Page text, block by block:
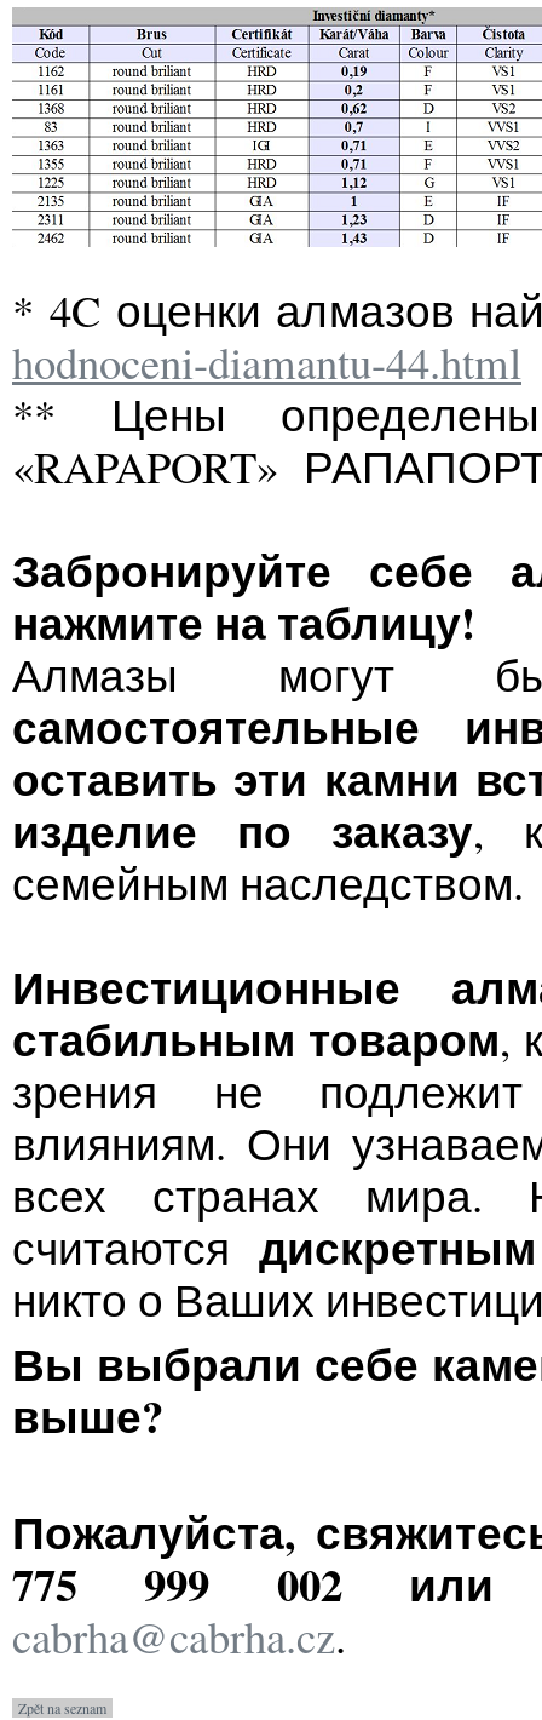
* 4C оценки алмазов
hodnoceni-diamantu-44.html
** Цены
«RAPAPORT»
Забронируйте себе
нажмите на таблицу!
Алмазы могут
самостоятельные
оставить эти камни
изделие по заказу,
семейным наследством.
Инвестиционные
стабильным товаром,
зрения не подлежит
влияниям. Они
всех странах
считаются дискретным
никто о Ваших
Вы выбрали себе
выше?
Пожалуйста,
775 999 002 или
cabrha@cabrha.cz.